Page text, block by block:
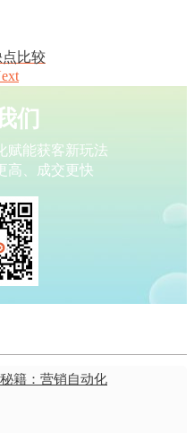
比较
们
赋能获客新玩法
高、成交更快
籍：营销自动化